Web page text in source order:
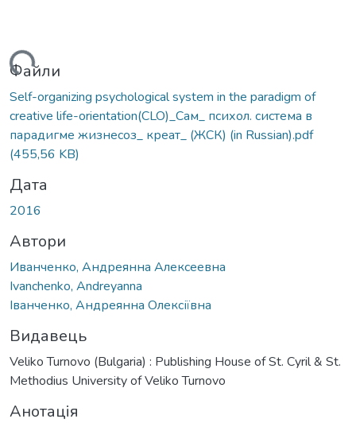
Файли
Self-organizing psychological system in the paradigm of
creative life-orientation(CLO)_Сам_ психол. система в
парадигме жизнесоз_ креат_ (ЖСК) (in Russian).pdf
(455,56 KB)
Дата
2016
Автори
Иванченко, Андреянна Алексеевна
Ivanchenko, Andreyanna
Іванченко, Андреянна Олексіївна
Видавець
Veliko Turnovo (Bulgaria) : Publishing House of St. Cyril & St.
Methodius University of Veliko Turnovo
Анотація